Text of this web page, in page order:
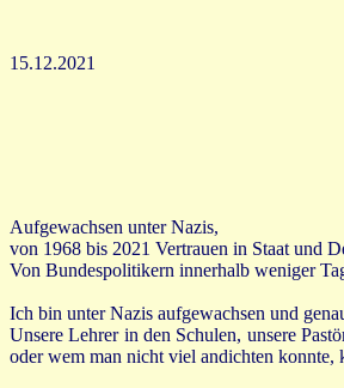
15.12.2021
Aufgewachsen unter Nazis,
von 1968 bis 2021 Vertrauen in Staat und
Von Bundespolitikern innerhalb weniger
Ich bin unter Nazis aufgewachsen und
Unsere Lehrer in den Schulen, unsere
oder wem man nicht viel andichten konnte,